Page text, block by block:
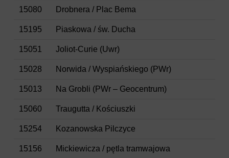
15080 Drobnera / Plac Bema
15195 Piaskowa / św. Ducha
15051 Joliot-Curie (Uwr)
15028 Norwida / Wyspiańskiego (PWr)
15013 Na Grobli (PWr – Geocentrum)
15060 Traugutta / Kościuszki
15254 Kozanowska Pilczyce
15156 Mickiewicza / pętla tramwajowa